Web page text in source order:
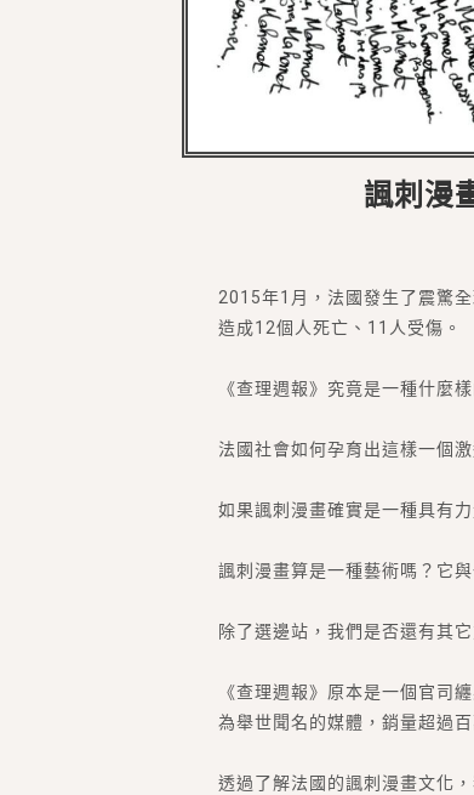
諷刺漫
2015年1月，法國發生了震驚
造成12個人死亡、11人受傷。
《查理週報》究竟是一種什麼
法國社會如何孕育出這樣一個
如果諷刺漫畫確實是一種具有
諷刺漫畫算是一種藝術嗎？它
除了選邊站，我們是否還有其
《查理週報》原本是一個官司
為舉世聞名的媒體，銷量超過
透過了解法國的諷刺漫畫文化